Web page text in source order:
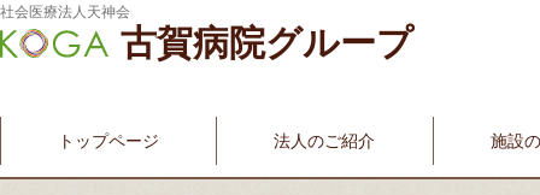
社会医療法人天神会
古賀病院グループ
トップページ 法人のご紹介 施設
新古賀みなみ病院 新古賀クリニック